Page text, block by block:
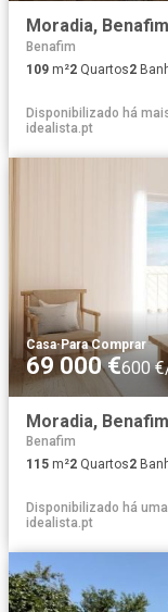
Moradia, Benafim
Benafim
109 m²2 Quartos2
Disponibilizado há
idealista.pt
Casa·Para Comprar
69 000 €600
Moradia, Benafim
Benafim
115 m²2 Quartos2
Disponibilizado há
idealista.pt